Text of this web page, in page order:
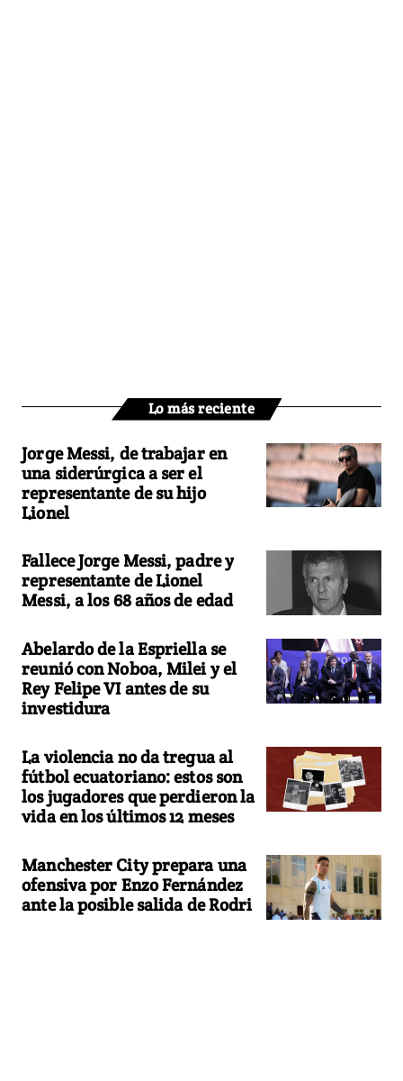
Lo más reciente
Jorge Messi, de trabajar en
una siderúrgica a ser el
representante de su hijo
Lionel
Fallece Jorge Messi, padre y
representante de Lionel
Messi, a los 68 años de edad
Abelardo de la Espriella se
reunió con Noboa, Milei y el
Rey Felipe VI antes de su
investidura
La violencia no da tregua al
fútbol ecuatoriano: estos son
los jugadores que perdieron la
vida en los últimos 12 meses
Manchester City prepara una
ofensiva por Enzo Fernández
ante la posible salida de Rodri